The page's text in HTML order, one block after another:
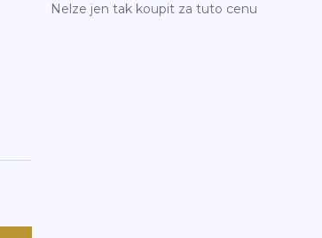
Nelze jen tak koupit za tuto cenu